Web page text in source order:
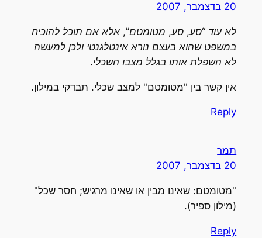
20 בדצמבר, 2007
לא עוד “סע, סע, מטומטם”, אלא אם תוכל להוכיח
במשפט שהוא בעצם נורא אינטלגנטי ולכן למעשה
לא השפלת אותו בגלל מצבו השכלי.
אין קשר בין "מטומטם" למצב שכלי. תבדקי במילון.
Reply
תמר
20 בדצמבר, 2007
"מטומטם: שאינו מבין או שאינו מרגיש; חסר שכל"
(מילון ספיר).
Reply